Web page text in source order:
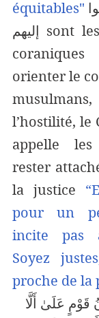
équitables"
إليهم sont les deux principes
orienter le
l’hostilité, le
appelle
rester
la justice
pour un
incite pas
Soyez
proche de la
قَوْمٍ عَلَىٰ أَلَّا